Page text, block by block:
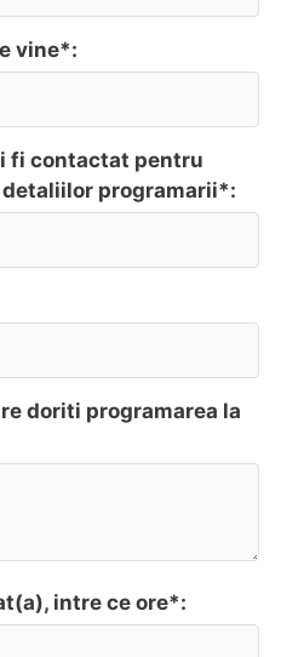
vine*:
fi contactat pentru
programarii*:
doriti programarea la
intre ce ore*: